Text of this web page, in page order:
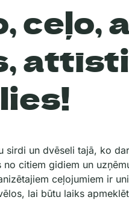
ceļo,
sirdi un dvēseli tajā, ko
no citiem gidiem un
ceļojumiem ir
lai būtu laiks